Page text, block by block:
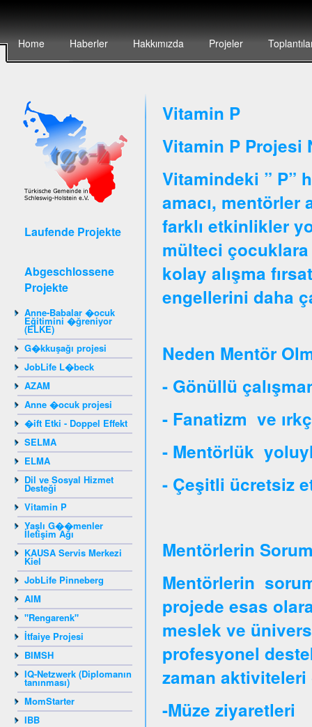
Home Haberler Hakkımızda Projeler
Laufende Projekte
Abgeschlossene
Projekte
Anne-Babalar �ocuk
Eğitimini �ğreniyor
(ELKE)
G�kkuşağı projesi
JobLife L�beck
AZAM
Anne �ocuk projesi
�ift Etki - Doppel Effekt
SELMA
ELMA
Dil ve Sosyal Hizmet
Desteği
Vitamin P
Yaşlı G��menler
İletişim Ağı
KAUSA Servis Merkezi
Kiel
JobLife Pinneberg
AIM
"Rengarenk"
İtfaiye Projesi
BIMSH
IQ-Netzwerk (Diplomanın
tanınması)
MomStarter
IBB
Vitamin P
Vitamin P Projesi
Vitamindeki ” P”
amacı, mentörler
farklı etkinlikler
mülteci çocuklara
kolay alışma
engellerini daha
Neden Mentör
- Gönüllü
- Fanatizm ve
- Mentörlük
- Çeşitli ücretsiz
Mentörlerin
Mentörlerin
projede esas
meslek ve
profesyonel
zaman
-Müze ziyaretleri